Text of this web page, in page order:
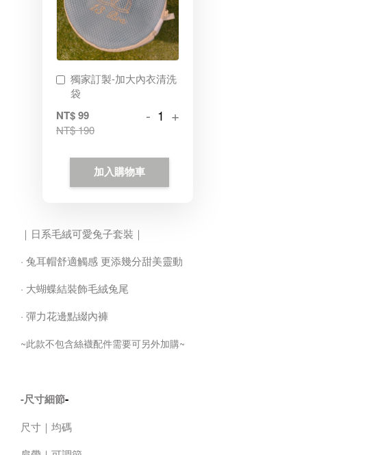
獨家訂製-加大內衣清洗
袋
NT$ 99
NT$ 190
- +
加入購物車
｜日系毛絨可愛兔子套裝｜
· 兔耳帽舒適觸感 更添幾分甜美靈動
· 大蝴蝶結裝飾毛絨兔尾
· 彈力花邊點綴內褲
~此款不包含絲襪配件需要可另外加購~
-尺寸細節-
尺寸｜均碼